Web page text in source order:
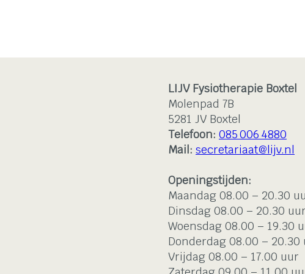
LIJV Fysiotherapie Boxtel
Molenpad 7B
5281 JV Boxtel
Telefoon: 085 006 4880
Mail: secretariaat@lijv.nl
Openingstijden:
Maandag 08.00 – 20.30
Dinsdag 08.00 – 20.30 uur
Woensdag 08.00 – 19.30
Donderdag 08.00 – 20.30
Vrijdag 08.00 – 17.00 uur